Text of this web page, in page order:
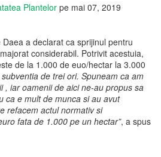
Plantelor pe mai 07, 2019
a declarat ca sprijinul pentru
considerabil. Potrivit acestuia,
de la 1.000 de euo/hectar la 3.000
subventia de trei ori. Spuneam ca am
, iar oamenii de aici ne-au propus sa
ca e mult de munca si au avut
refacem actul normativ si
fata de 1.000 pe un hectar”, a spus